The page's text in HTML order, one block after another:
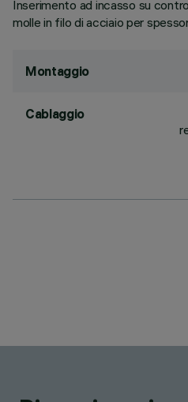
Inserimento ad incasso su
molle in filo di acciaio per
Montaggio
Cablaggio